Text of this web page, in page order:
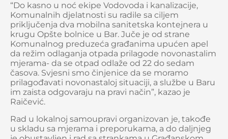
“Do kasno u noć ekipe Vodovoda i kanalizacije,
Komunalnih djelatnosti su radile sa ciljem
priključenja dva mobilna sanitetska kontejnera u
krugu Opšte bolnice u Bar. Juče je od strane
Komunalnog preduzeća građanima upućen apel
da režim odlaganja otpada prilagode novonastalim
mjerama- da se otpad odlaže od 22 do sedam
časova. Svjesni smo činjenice da se moramo
prilagođavati novonastaloj situaciji, a službe u Baru
im zaista odgovaraju na pravi način”, kazao je
Raičević.
Rad u lokalnoj samoupravi organizovan je, takođe
u skladu sa mjerama i preporukama, a do daljnjeg